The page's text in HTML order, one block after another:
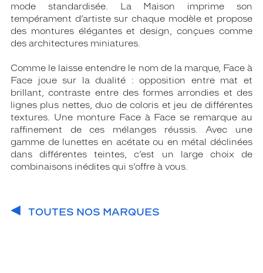
mode standardisée. La Maison imprime son
tempérament d’artiste sur chaque modèle et propose
des montures élégantes et design, conçues comme
des architectures miniatures.
Comme le laisse entendre le nom de la marque, Face à
Face joue sur la dualité : opposition entre mat et
brillant, contraste entre des formes arrondies et des
lignes plus nettes, duo de coloris et jeu de différentes
textures. Une monture Face à Face se remarque au
raffinement de ces mélanges réussis. Avec une
gamme de lunettes en acétate ou en métal déclinées
dans différentes teintes, c’est un large choix de
combinaisons inédites qui s’offre à vous.
TOUTES NOS MARQUES